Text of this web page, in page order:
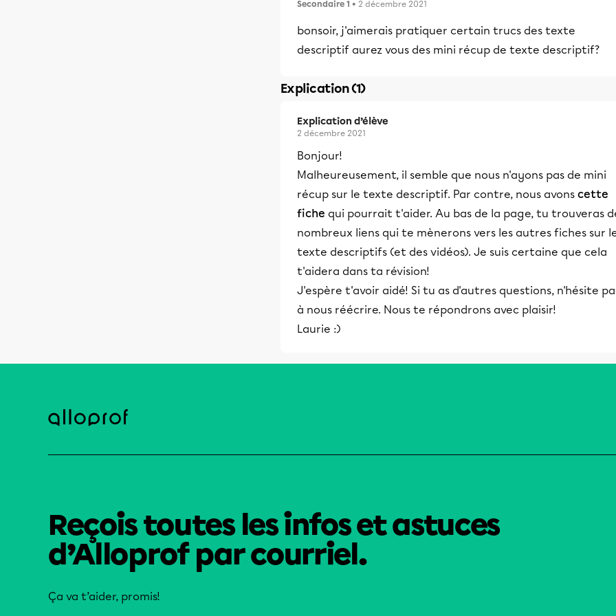
Secondaire 1 • 2 décembre 2021
bonsoir, j'aimerais pratiquer certain trucs des texte
descriptif aurez vous des mini récup de texte descriptif?
Explication (1)
Explication d’élève
2 décembre 2021
Bonjour!
Malheureusement, il semble que nous n'ayons pas de mini
récup sur le texte descriptif. Par contre, nous avons cette
fiche qui pourrait t'aider. Au bas de la page, tu trouveras
nombreux liens qui te mènerons vers les autres fiches sur
texte descriptifs (et des vidéos). Je suis certaine que cela
t'aidera dans ta révision!
J'espère t'avoir aidé! Si tu as d'autres questions, n'hésite
à nous réécrire. Nous te répondrons avec plaisir!
Laurie :)
Reçois toutes les infos et astuces
d’Alloprof par courriel.
Ça va t’aider, promis!